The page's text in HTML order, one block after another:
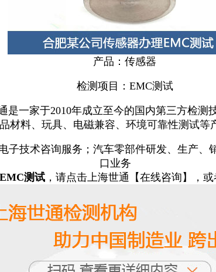
产品：传感器
检测项目：EMC测试
一家于2010年成立至今的国内第三方检
材料、玩具、电磁兼容、环境可靠性测试等
子技术咨询服务；汽车零部件研发、生产
口业务
测试，请点击上海世通【在线咨询】，或